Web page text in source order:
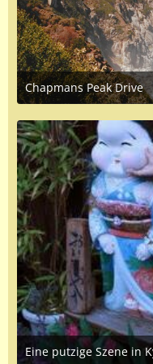
Chapmans Peak Drive
October 5, 2024 at
Eine putzige Szene in